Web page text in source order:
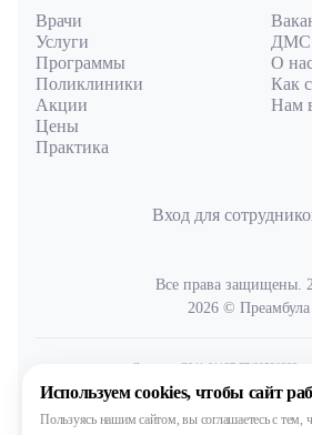
Врачи
Услуги
Программы
Поликлиники
Акции
Цены
Практика
ДМС
О
Как
Нам
Вход для
Все права защищены.
2026 © Преамбула
Лицензия Л041-01137-77/00590289
выдана Министерством здравоохранения
Используем cookies, чтобы сайт
Пользуясь нашим сайтом,вы соглашаетесь с тем,